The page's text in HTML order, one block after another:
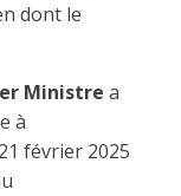
dont le
Ministre a
à
février 2025